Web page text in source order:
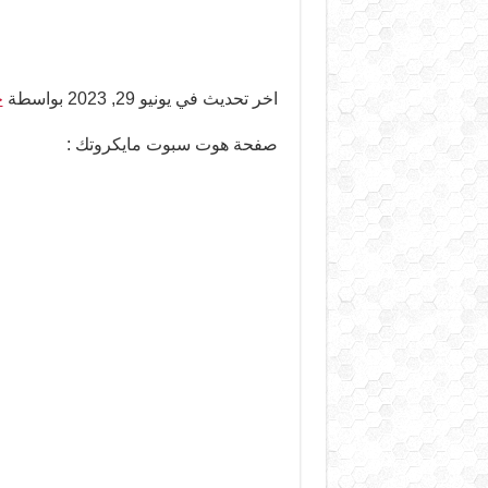
اخر تحديث في يونيو 29, 2023 بواسطة
صفحة هوت سبوت مايكروتك :